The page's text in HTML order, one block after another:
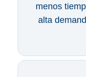
menos
alta